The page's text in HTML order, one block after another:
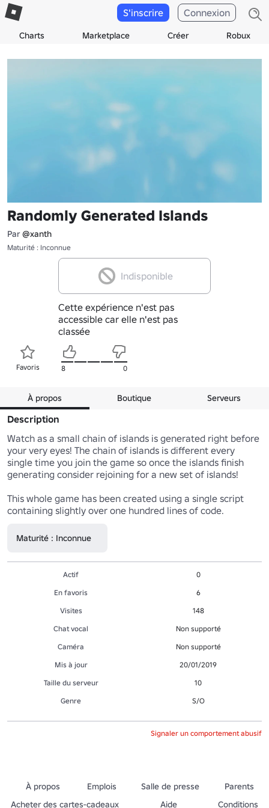
Charts Marketplace Créer Robux
S'inscrire Connexion
Randomly Generated Islands
Par @xanth
Maturité : Inconnue
Indisponible
Cette expérience n'est pas
accessible car elle n'est pas
classée
Favoris 8 0
À propos Boutique Serveurs
Description
Watch as a small chain of islands is generated right before
your very eyes! The chain of islands is different every
single time you join the game so once the islands finish
generating consider rejoining for a new set of islands!
This whole game has been created using a single script
containing slightly over one hundred lines of code.
Maturité : Inconnue
Actif
0
En favoris
6
Visites
148
Chat vocal
Non supporté
Caméra
Non supporté
Mis à jour
20/01/2019
Taille du serveur
10
Genre
S/O
Signaler un comportement abusif
À propos Emplois Salle de presse
Parents
Acheter des cartes-cadeaux
Aide Conditions